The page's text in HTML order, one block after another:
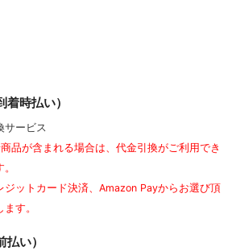
時払い）
サービス
品が含まれる場合は、代金引換がご利用でき
ジットカード決済、Amazon Payからお選び頂
す。
い）